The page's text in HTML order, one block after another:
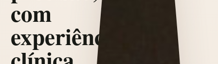
com
experiência